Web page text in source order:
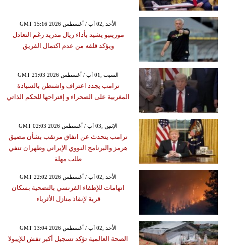
GMT 15:16 2026 الأحد ,02 آب / أغسطس
مورينيو يشيد بأداء ريال مدريد رغم التعادل
ويؤكد قلقه من عدم اكتمال الفريق
GMT 21:03 2026 السبت ,01 آب / أغسطس
ترامب يجدد اعتراف واشنطن بالسيادة
المغربية على الصحراء و إقتراحها للحكم الذاتي
GMT 02:03 2026 الإثنين ,03 آب / أغسطس
ترامب يتحدث عن اتفاق مرتقب بشأن مضيق
هرمز والبرنامج النووي الإيراني وطهران تنفي
طلب مهلة
GMT 22:02 2026 الأحد ,02 آب / أغسطس
اتهامات للإطفاء الفرنسي بالتضحية بسكان
قرية لإنقاذ منازل الأثرياء
GMT 13:04 2026 الأحد ,02 آب / أغسطس
الصحة العالمية تؤكد تسجيل أكبر تفش للإيبولا